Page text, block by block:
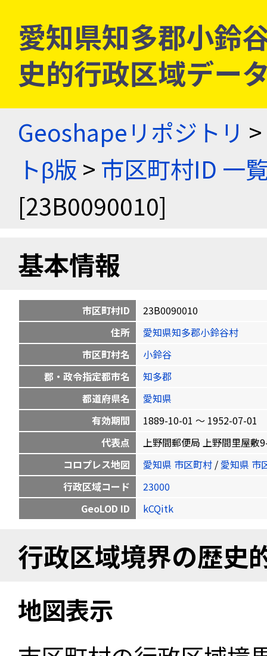
愛知県知多郡小鈴
史的行政区域デー
Geoshapeリポジトリ >
トβ版 > 市区町村ID 一
[23B0090010]
基本情報
市区町村ID
23B0090010
住所
愛知県知多郡小鈴谷村
市区町村名
小鈴谷
郡・政令指定都市名
知多郡
都道府県名
愛知県
有効期間
1889-10-01 〜 1952-07-01
代表点
上野間郵便局 上野間里屋敷
コロプレス地図
愛知県 市区町村 / 愛知県 市
行政区域コード
23000
GeoLOD ID
kCQitk
行政区域境界の歴史
地図表示